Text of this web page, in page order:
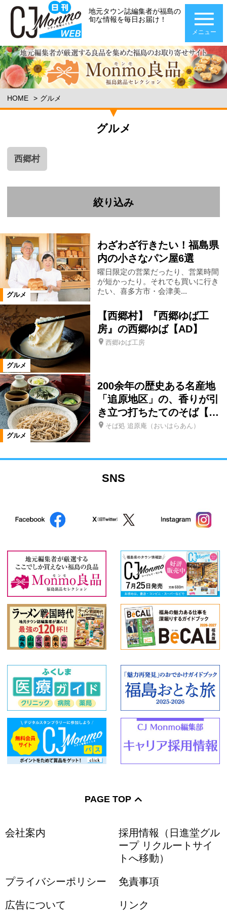
地元タウン誌編集者が福島の
旬な情報を毎日お届け！
メニュー
HOME グルメ
グルメ
西郷村
絞り込み
エリア
二本松市 県北エリア 伊達市
福島市 郡山市 県中エリア
会津若松市 南相馬市 いわき市
会津エリア
三春町 富岡町 柳津町
本宮市 楢葉町 猪苗代町
喜多方市
白河市 県南エリア 西郷村
玉川村 大玉村 鏡石町
石川町 浅川町 川俣町
飯舘村 新地町 国見町
桑折町 西会津町
磐梯町 小野町
泉崎村 平田村 塙町 三島町
昭和村 只見町
川内村 広野町
山形県 鮫川村
グルメ
わざわざ行きたい！福島県
内の小さなパン屋6選
曜日限定の営業だったり、営業時間
が短かったり。それでも買いに行き
たい、喜多方市・会津美...
グルメ
【西郷村】『西郷ゆば工
房』の西郷ゆば【AD】
西郷ゆば工房
グルメ
200余年の歴史ある名産地
「追原地区」の、香りが引
き立つ打ちたてのそば【…
そば処 追原庵（おいはらあん）
SNS
PAGE TOP
会社案内
採用情報（日進堂グル
ープ リクルートサイ
トへ移動）
プライバシーポリシー 免責事項
広告について リンク